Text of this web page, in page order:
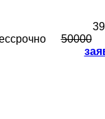
50000